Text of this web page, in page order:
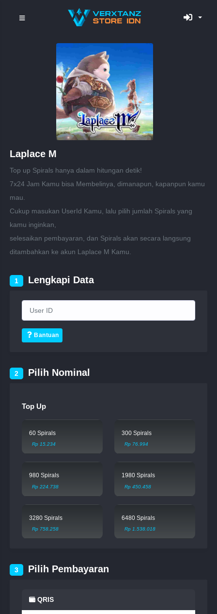
Laplace M
Top up Spirals hanya dalam hitungan detik!
7x24 Jam Kamu bisa Membelinya, dimanapun, kapanpun kamu
mau.
Cukup masukan UserId Kamu, lalu pilih jumlah Spirals yang
kamu inginkan,
selesaikan pembayaran, dan Spirals akan secara langsung
ditambahkan ke akun Laplace M Kamu.
1 Lengkapi Data
Bantuan
2 Pilih Nominal
Top Up
60 Spirals
Rp 15.234
300 Spirals
Rp 76.994
980 Spirals
Rp 224.738
1980 Spirals
Rp 450.458
3280 Spirals
Rp 758.258
6480 Spirals
Rp 1.538.018
3 Pilih Pembayaran
QRIS